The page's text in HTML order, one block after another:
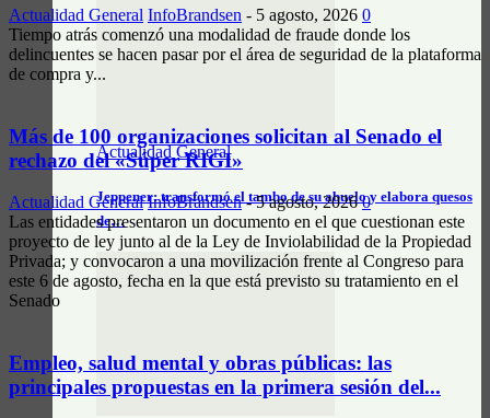
Actualidad General
Jeppener: transformó el tambo de su abuelo y elabora quesos
de…
Actualidad General InfoBrandsen - 5 agosto, 2026 0
Tiempo atrás comenzó una modalidad de fraude donde los
delincuentes se hacen pasar por el área de seguridad de la plataforma
de compra y...
Más de 100 organizaciones solicitan al Senado el
rechazo del «Súper RIGI»
Actualidad General InfoBrandsen - 5 agosto, 2026 0
Las entidades presentaron un documento en el que cuestionan este
proyecto de ley junto al de la Ley de Inviolabilidad de la Propiedad
Privada; y convocaron a una movilización frente al Congreso para
este 6 de agosto, fecha en la que está previsto su tratamiento en el
Senado
Empleo, salud mental y obras públicas: las
principales propuestas en la primera sesión del...